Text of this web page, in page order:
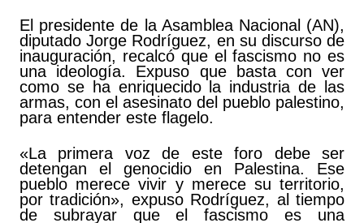
El presidente de la Asamblea Nacional (AN),
diputado Jorge Rodríguez, en su discurso de
inauguración, recalcó que el fascismo no es
una ideología. Expuso que basta con ver
como se ha enriquecido la industria de las
armas, con el asesinato del pueblo palestino,
para entender este flagelo.
«La primera voz de este foro debe ser
detengan el genocidio en Palestina. Ese
pueblo merece vivir y merece su territorio,
por tradición», expuso Rodríguez, al tiempo
de subrayar que el fascismo es una